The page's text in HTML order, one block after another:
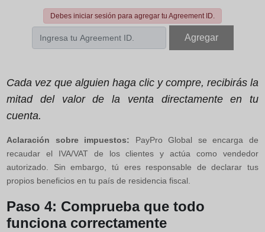
Debes iniciar sesión para agregar tu Agreement ID.
Agregar
Cada vez que alguien haga clic y compre, recibirás la
mitad del valor de la venta directamente en tu
cuenta.
Aclaración sobre impuestos: PayPro Global se encarga de
recaudar el IVA/VAT de los clientes y actúa como vendedor
autorizado. Sin embargo, tú eres responsable de declarar tus
propios beneficios en tu país de residencia fiscal.
Paso 4: Comprueba que todo
funciona correctamente